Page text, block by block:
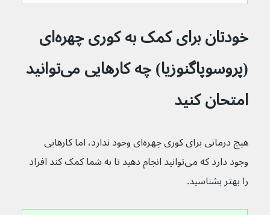
خودتان برای کمک به کوری چهره‌ای
(پروسوپاگنوزیا) چه کارهایی می‌توانید
امتحان کنید
هیچ درمانی برای کوری چهره‌ای وجود ندارد، اما کارهایی
وجود دارد که می‌توانید انجام دهید تا به شما کمک کند افراد
را بهتر بشناسید.